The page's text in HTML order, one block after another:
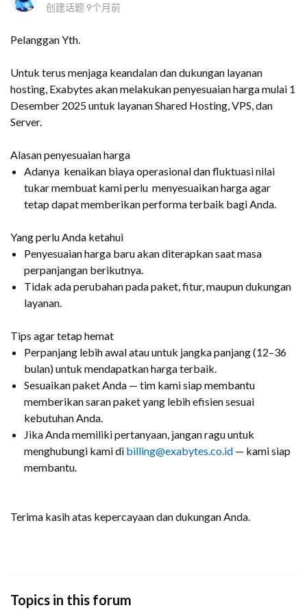
创建话题 9个月前
Pelanggan Yth.
Untuk terus menjaga keandalan dan dukungan layanan
hosting, Exabytes akan melakukan penyesuaian harga mulai 1
Desember 2025 untuk layanan Shared Hosting, VPS, dan
Server.
Alasan penyesuaian harga
Adanya kenaikan biaya operasional dan fluktuasi nilai
tukar membuat kami perlu menyesuaikan harga agar
tetap dapat memberikan performa terbaik bagi Anda.
Yang perlu Anda ketahui
Penyesuaian harga baru akan diterapkan saat masa
perpanjangan berikutnya.
Tidak ada perubahan pada paket, fitur, maupun dukungan
layanan.
Tips agar tetap hemat
Perpanjang lebih awal atau untuk jangka panjang (12–36
bulan) untuk mendapatkan harga terbaik.
Sesuaikan paket Anda — tim kami siap membantu
memberikan saran paket yang lebih efisien sesuai
kebutuhan Anda.
Jika Anda memiliki pertanyaan, jangan ragu untuk
menghubungi kami di billing@exabytes.co.id — kami siap
membantu.
Terima kasih atas kepercayaan dan dukungan Anda.
Topics in this forum